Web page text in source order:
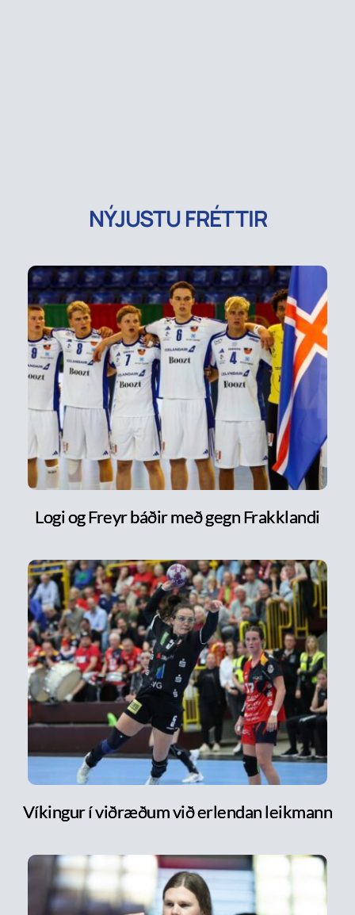
NÝJUSTU FRÉTTIR
Logi og Freyr báðir með gegn Frakklandi
Víkingur í viðræðum við erlendan leikmann